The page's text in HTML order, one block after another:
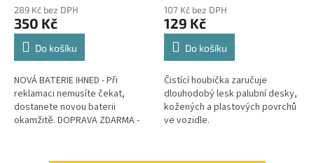
289 Kč bez DPH
350 Kč
Do košíku
NOVÁ BATERIE IHNED - Při
reklamaci nemusíte čekat,
dostanete novou baterii
okamžitě. DOPRAVA ZDARMA -
GARANCE...
107 Kč bez DPH
129 Kč
Do košíku
Čistící houbička zaručuje
dlouhodobý lesk palubní desky,
kožených a plastových povrchů
ve vozidle.